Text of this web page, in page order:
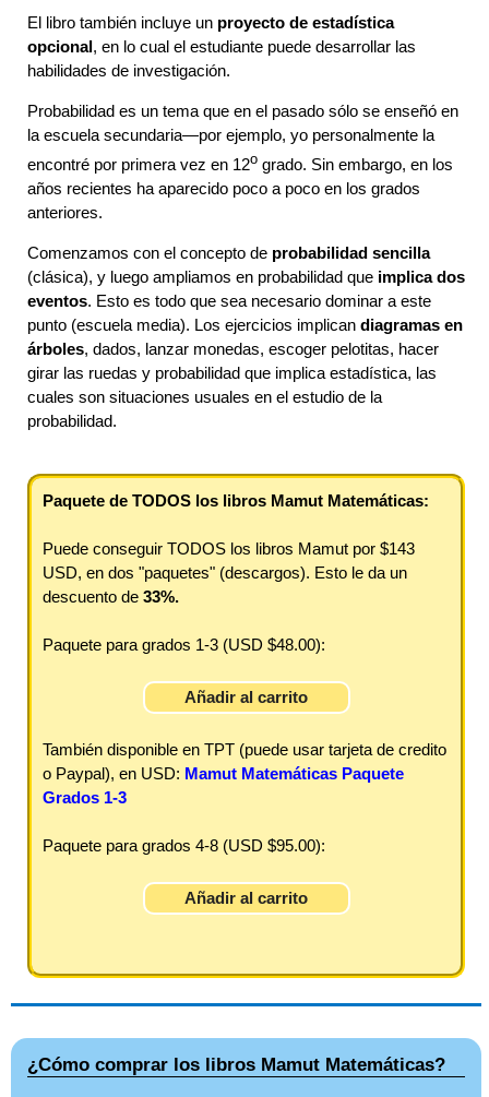
El libro también incluye un proyecto de estadística
opcional, en lo cual el estudiante puede desarrollar las
habilidades de investigación.
Probabilidad es un tema que en el pasado sólo se enseñó en
la escuela secundaria—por ejemplo, yo personalmente la
encontré por primera vez en 12o grado. Sin embargo, en los
años recientes ha aparecido poco a poco en los grados
anteriores.
Comenzamos con el concepto de probabilidad sencilla
(clásica), y luego ampliamos en probabilidad que implica dos
eventos. Esto es todo que sea necesario dominar a este
punto (escuela media). Los ejercicios implican diagramas en
árboles, dados, lanzar monedas, escoger pelotitas, hacer
girar las ruedas y probabilidad que implica estadística, las
cuales son situaciones usuales en el estudio de la
probabilidad.
Paquete de TODOS los libros Mamut Matemáticas:
Puede conseguir TODOS los libros Mamut por $143
USD, en dos "paquetes" (descargos). Esto le da un
descuento de 33%.
Paquete para grados 1-3 (USD $48.00):
Añadir al carrito
También disponible en TPT (puede usar tarjeta de credito
o Paypal), en USD: Mamut Matemáticas Paquete
Grados 1-3
Paquete para grados 4-8 (USD $95.00):
Añadir al carrito
¿Cómo comprar los libros Mamut Matemáticas?